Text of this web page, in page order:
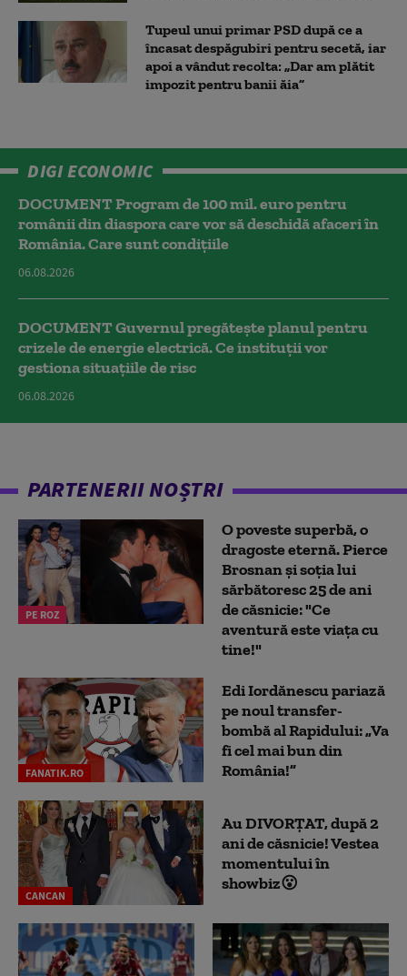
Tupeul unui primar PSD după ce a
încasat despăgubiri pentru secetă, iar
apoi a vândut recolta: „Dar am plătit
impozit pentru banii ăia”
DIGI ECONOMIC
DOCUMENT Program de 100 mil. euro pentru
românii din diaspora care vor să deschidă afaceri în
România. Care sunt condițiile
06.08.2026
DOCUMENT Guvernul pregătește planul pentru
crizele de energie electrică. Ce instituții vor
gestiona situațiile de risc
06.08.2026
PARTENERII NOȘTRI
PE ROZ
O poveste superbă, o
dragoste eternă. Pierce
Brosnan și soția lui
sărbătoresc 25 de ani
de căsnicie: "Ce
aventură este viața cu
tine!"
FANATIK.RO
Edi Iordănescu pariază
pe noul transfer-
bombă al Rapidului: „Va
fi cel mai bun din
România!”
CANCAN
Au DIVORȚAT, după 2
ani de căsnicie! Vestea
momentului în
showbiz😮